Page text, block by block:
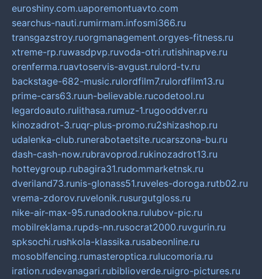
euroshiny.com.uaporemontuavto.com
searchus-nauti.rumirmam.infosmi366.ru
transgazstroy.ruorgmanagement.orgyes-fitness.ru
xtreme-rp.ruwasdpvp.ruvoda-otri.rutishinapve.ru
orenferma.ruavtoservis-avgust.rulord-tv.ru
backstage-682-music.rulordfilm7.rulordfilm13.ru
prime-cars63.ruun-believable.rucodetool.ru
legardoauto.rulithasa.rumuz-1.rugooddver.ru
kinozadrot-3.ruqr-plus-promo.ru2shizashop.ru
udalenka-club.runerabotaetsite.rucarszona-bu.ru
dash-cash-now.rubravoprod.rukinozadrot13.ru
hotteygroup.rubagira31.rudommarketnsk.ru
dveriland73.runis-glonass51.ruveles-doroga.rutb02.ru
vrema-zdorov.ruvelonik.rusurgutgloss.ru
nike-air-max-95.runadookna.rulubov-pic.ru
mobilreklama.rupds-nn.rusocrat2000.ruvgurin.ru
spksochi.rushkola-klassika.rusabeonline.ru
mosoblfencing.rumasteroptica.rulucomoria.ru
iration.rudevanagari.rubiblioverde.ruigro-pictures.ru